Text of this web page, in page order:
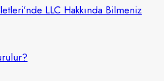
LLC Hakkında Bilmeniz